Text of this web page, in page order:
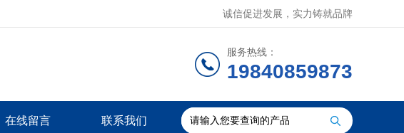
诚信促进发展，实力铸就品牌
服务热线：
19840859873
在线留言 联系我们